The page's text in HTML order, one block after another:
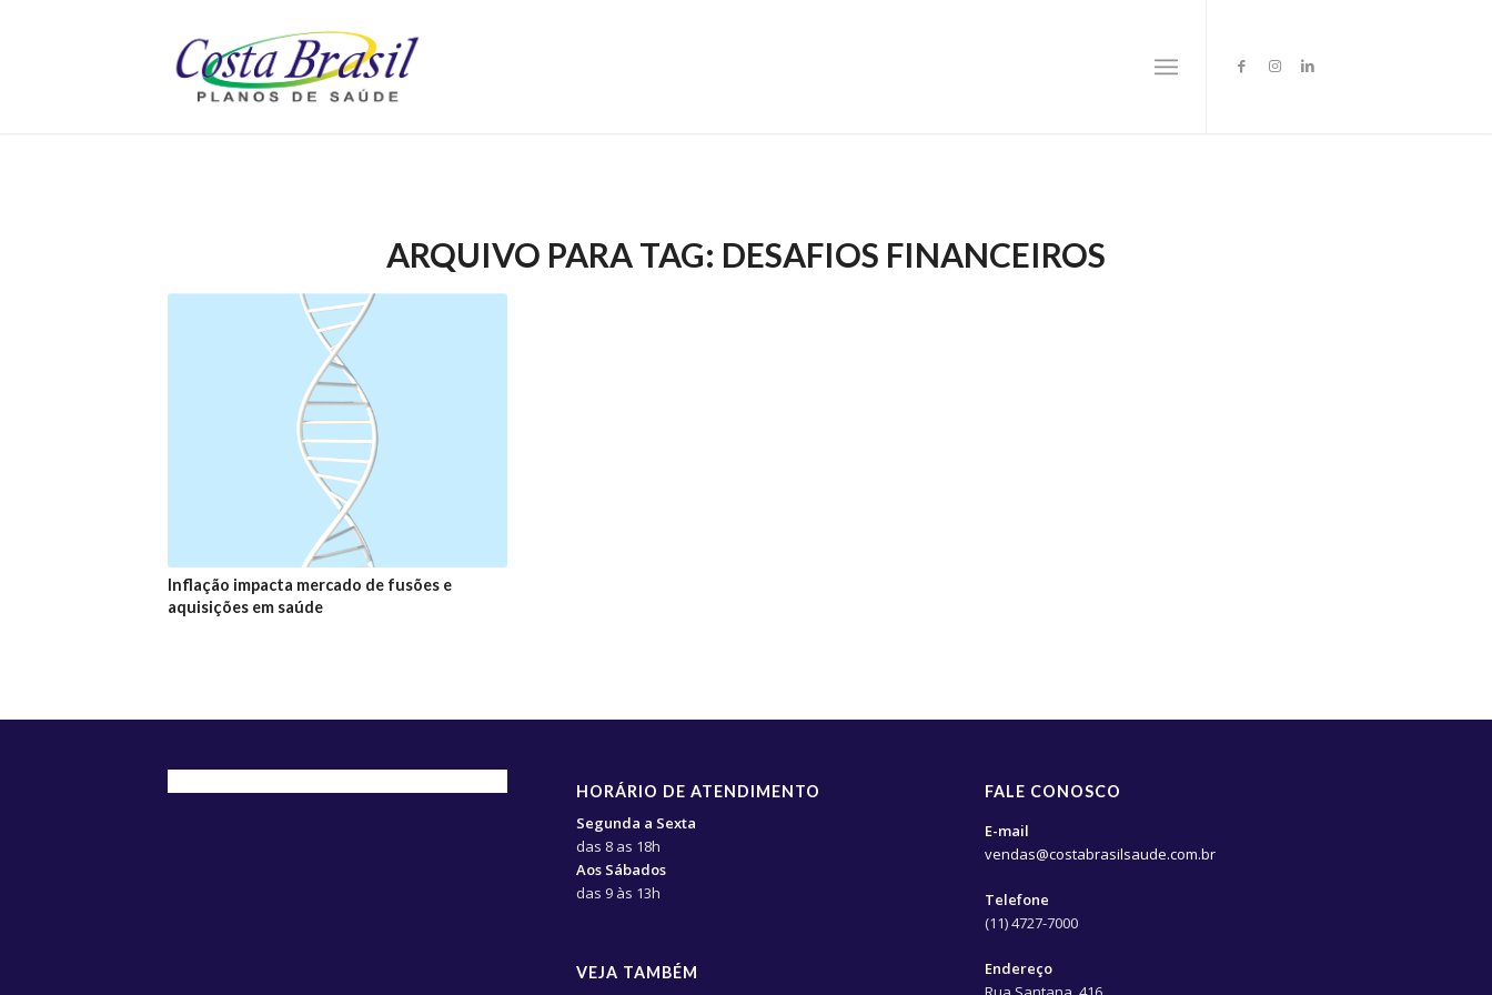
ARQUIVO PARA TAG: DESAFIOS FINANCEIROS
Inflação impacta mercado de fusões e
aquisições em saúde
HORÁRIO DE ATENDIMENTO
Segunda a Sexta
das 8 as 18h
Aos Sábados
das 9 às 13h
VEJA TAMBÉM
FALE CONOSCO
E-mail
vendas@costabrasilsaude.com.br
Telefone
(11) 4727-7000
Endereço